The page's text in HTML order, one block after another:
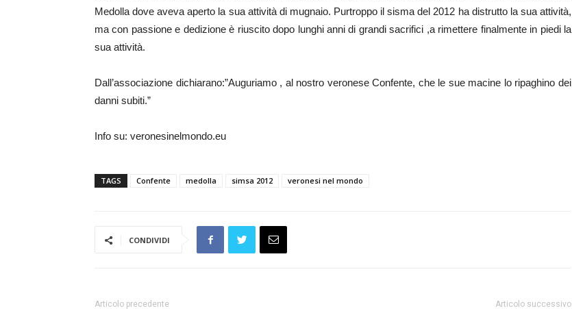
Medolla dove aveva aperto la sua attività di mugnaio. Purtroppo il sisma del 2012 ha distrutto la sua attività,
ma con passione e dedizione è riuscito dopo lunghi anni di grandi sacrifici ,a rimettere finalmente in piedi la
sua attività.
Dall’associazione dichiarano:”Auguriamo , al nostro veronese Confente, che le sue macine lo ripaghino dei
danni subiti.”
Info su: veronesinelmondo.eu
TAGS Confente medolla simsa 2012 veronesi nel mondo
CONDIVIDI
Articolo precedente Articolo successivo